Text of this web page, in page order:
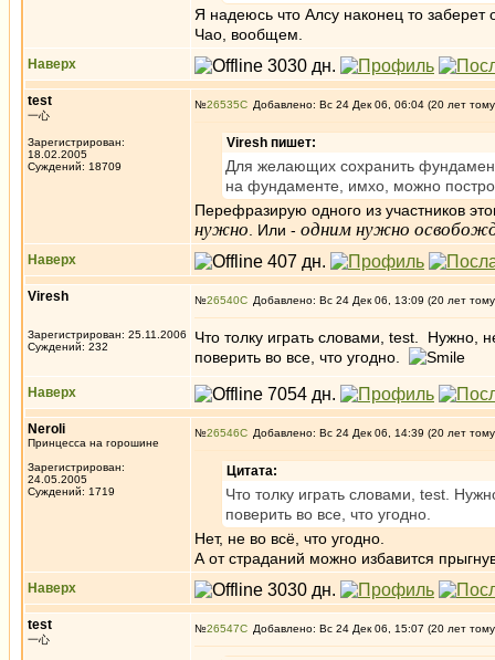
Я надеюсь что Алсу наконец то заберет
Чао, вообщем.
Наверх
test
一心
Зарегистрирован:
18.02.2005
Суждений: 18709
№26535 Добавлено: Вс 24 Дек 06, 06:04 (20 лет
Viresh пишет:
Для желающих сохранить
на фундаменте, имхо, можно
Перефразирую одного из участников
нужно . Или - одним нужно
Наверх
Viresh
Зарегистрирован: 25.11.2006
Суждений: 232
№26540 Добавлено: Вс 24 Дек 06, 13:09 (20 лет
Что толку играть словами, test. Нужно,
поверить во все, что угодно.
Наверх
Neroli
Принцесса на горошине
Зарегистрирован:
24.05.2005
Суждений: 1719
№26546 Добавлено: Вс 24 Дек 06, 14:39 (20 лет
Цитата:
Что толку играть словами, test.
поверить во все, что угодно.
Нет, не во всё, что угодно.
А от страданий можно избавится
Наверх
test
一心
№26547 Добавлено: Вс 24 Дек 06, 15:07 (20 лет